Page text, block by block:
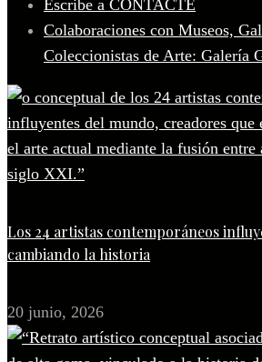
Escribe a CONTACTE
Colaboraciones con Museos,
Coleccionistas de Arte: Galería
Los 24 artistas contemporáneos
cambiando la historia
20 junio, 2026